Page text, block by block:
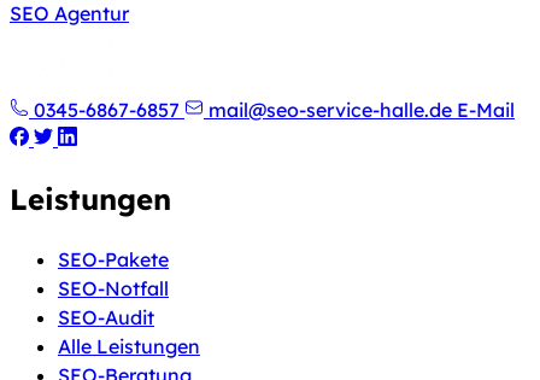
SEO Agentur
0345-6867-6857 mail@seo-service-halle.de E-Mail
Leistungen
SEO-Pakete
SEO-Notfall
SEO-Audit
Alle Leistungen